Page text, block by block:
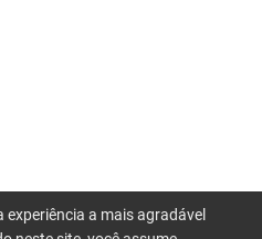
a mais agradável